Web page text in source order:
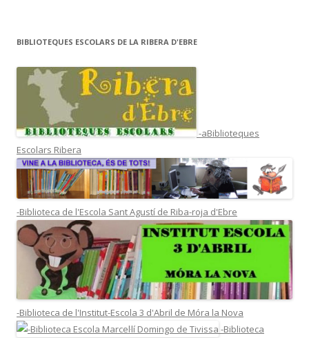
BIBLIOTEQUES ESCOLARS DE LA RIBERA D'EBRE
-aBiblioteques
Escolars Ribera
-Biblioteca de l'Escola Sant Agustí de Riba-roja d'Ebre
-Biblioteca de l'Institut-Escola 3 d'Abril de Móra la Nova
-Biblioteca